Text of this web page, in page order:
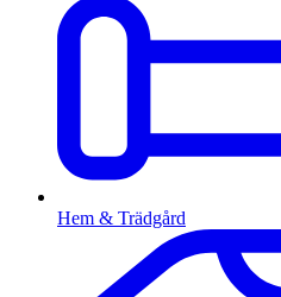
Hem & Trädgård